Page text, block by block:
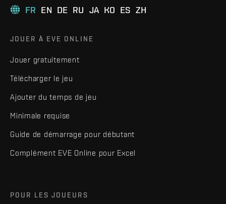
FR EN DE RU JA KO ES ZH
JOUER À EVE ONLINE
Jouer gratuitement
Télécharger le jeu
Ajouter du temps de jeu
Minimale requise
Guide de démarrage pour débutant
Complément EVE Online pour Excel
POUR LES JOUEURS